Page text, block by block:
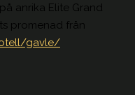
anrika Elite Grand
promenad från
gavle/